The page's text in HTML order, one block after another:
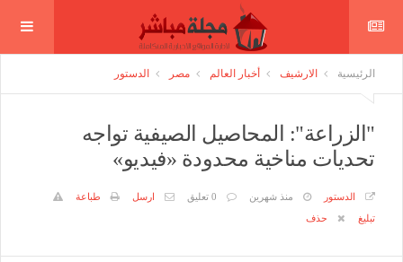
الرئيسية الارشيف أخبار العالم مصر الدستور
"الزراعة": المحاصيل الصيفية تواجه
تحديات مناخية محدودة «فيديو»
الدستور منذ شهرين 0 تعليق ارسل
طباعة
تبليغ
حذف